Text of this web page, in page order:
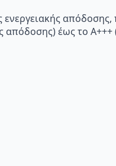
έως το